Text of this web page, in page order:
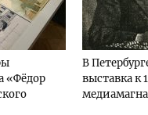
«Фёдор
В
выставка к